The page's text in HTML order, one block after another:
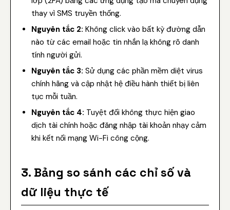
thay vì SMS truyền thống.
Nguyên tắc 2: Không click vào bất kỳ đường dẫn
nào từ các email hoặc tin nhắn lạ không rõ danh
tính người gửi.
Nguyên tắc 3: Sử dụng các phần mềm diệt virus
chính hãng và cập nhật hệ điều hành thiết bị liên
tục mỗi tuần.
Nguyên tắc 4: Tuyệt đối không thực hiện giao
dịch tài chính hoặc đăng nhập tài khoản nhạy cảm
khi kết nối mạng Wi-Fi công cộng.
3. Bảng so sánh các chỉ số và
dữ liệu thực tế